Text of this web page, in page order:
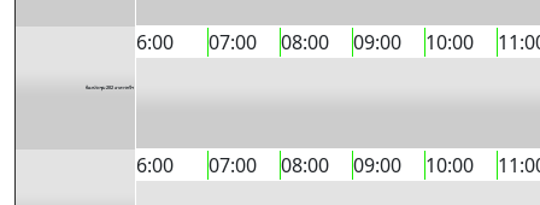
ห้องประชุม 202 อาคารทวีฯ
6:00 07:00 08:00 09:00 10:00
6:00 07:00 08:00 09:00 10:00